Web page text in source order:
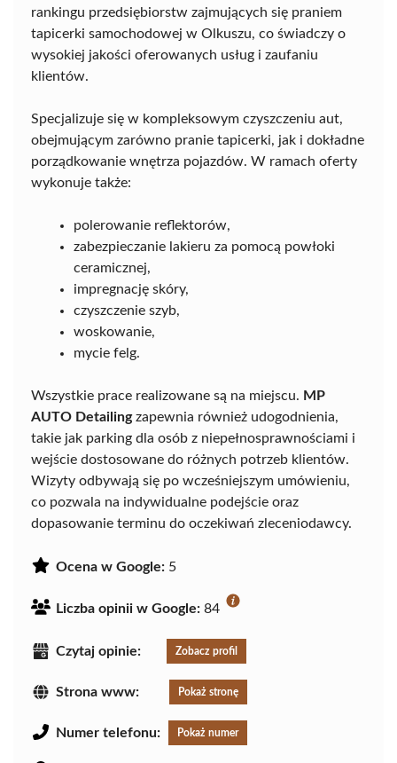
rankingu przedsiębiorstw zajmujących się praniem
tapicerki samochodowej w Olkuszu, co świadczy o
wysokiej jakości oferowanych usług i zaufaniu
klientów.
Specjalizuje się w kompleksowym czyszczeniu aut,
obejmującym zarówno pranie tapicerki, jak i dokładne
porządkowanie wnętrza pojazdów. W ramach oferty
wykonuje także:
polerowanie reflektorów,
zabezpieczanie lakieru za pomocą powłoki
ceramicznej,
impregnację skóry,
czyszczenie szyb,
woskowanie,
mycie felg.
Wszystkie prace realizowane są na miejscu. MP
AUTO Detailingzapewnia również udogodnienia,
takie jak parking dla osób z niepełnosprawnościami i
wejście dostosowane do różnych potrzeb klientów.
Wizyty odbywają się po wcześniejszym umówieniu,
co pozwala na indywidualne podejście oraz
dopasowanie terminu do oczekiwań zleceniodawcy.
Ocena w Google: 5
Liczba opinii w Google: 84
Czytaj opinie: Zobacz profil
Strona www: Pokaż stronę
Numer telefonu: Pokaż numer